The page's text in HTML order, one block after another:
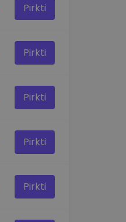
Pirkti
Pirkti
Pirkti
Pirkti
Pirkti